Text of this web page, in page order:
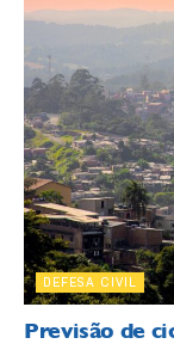
DEFESA CIVIL
Previsão de